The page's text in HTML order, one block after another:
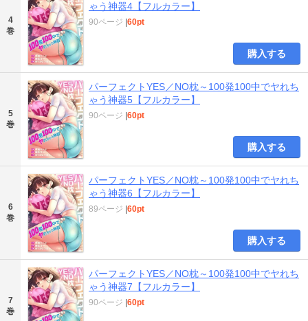
4
巻
ゃう神器4【フルカラー】
90ページ 60pt
購入する
5
巻
パーフェクトYES／NO枕～100発100中でヤれち
ゃう神器5【フルカラー】
90ページ 60pt
購入する
6
巻
パーフェクトYES／NO枕～100発100中でヤれち
ゃう神器6【フルカラー】
89ページ 60pt
購入する
7
巻
パーフェクトYES／NO枕～100発100中でヤれち
ゃう神器7【フルカラー】
90ページ 60pt